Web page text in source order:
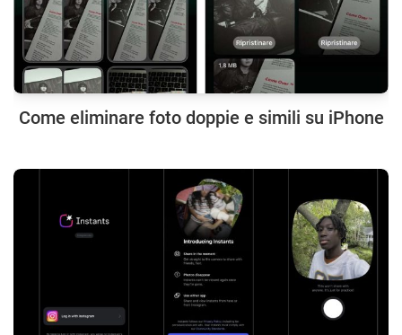
Come eliminare foto doppie e simili su iPhone